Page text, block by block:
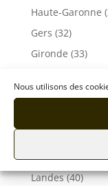
Nous utilisons des
Haute-Garonne
Gers (32)
Gironde (33)
Jura (39)
Landes (40)